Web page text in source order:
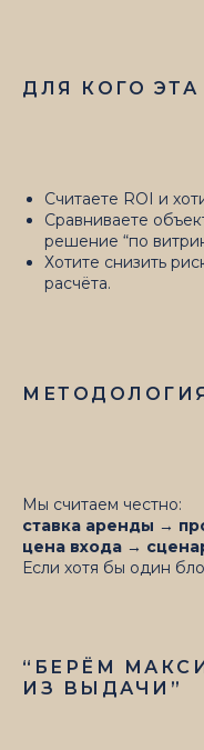
ДЛЯ КОГО ЭТА
Считаете ROI и
Сравниваете
решение “по
Хотите снизить
расчёта.
МЕТОДОЛОГИЯ
Мы считаем честно:
ставка аренды →
цена входа →
Если хотя бы один
“БЕРЁМ
ИЗ ВЫДАЧИ”